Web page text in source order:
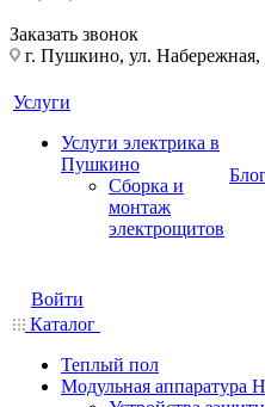
Заказать звонок
г. Пушкино, ул. Набережная,
Услуги
Услуги электрика в
Пушкино
Сборка и
монтаж
электрощитов
Войти
Каталог
Теплый пол
Модульная аппаратура